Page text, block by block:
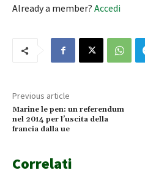
Already a member? Accedi
Previous article
Marine le pen: un referendum
nel 2014 per l’uscita della
francia dalla ue
Correlati